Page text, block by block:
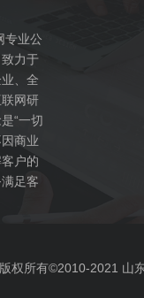
专业公
力于
、全
网研
“一切
商业
户的
足客
版权所有©2010-2021 山